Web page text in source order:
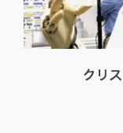
クリ